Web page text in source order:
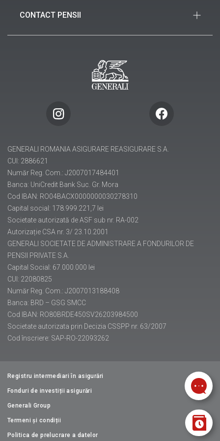
Birou de presă
sector 1, București
info.ro@generali.ro
CONTACT PENSII
(40) 021 313 51 70 (FAX)
pensii@generali.ro
GENERALI ROMANIA ASIGURARE REASIGURARE S.A.
CUI: 2886621
Număr Reg. Com.: J2007017484401
Banca: UniCredit Bank Suc. Gr. Mora
Cod IBAN: RO04BACX0000000030278310
Capital social: 178.999.221,7 lei
Societate autorizată de ASF sub nr. RA-002
Autorizație CSA nr. 3/ 23.10.2001
GENERALI SOCIETATE DE ADMINISTRARE A FONDURILOR DE
PENSII PRIVATE S.A.
Capital Social: 67.000.000 lei
CUI: 22080825
Număr Reg. Com.: J2007013188408
Banca: BRD – GSG SMCC
Cod IBAN: RO80BRDE450SV26203984500
Societate autorizata prin Decizia CSSPP nr. 63/2007
Cod înscriere: SAP-RO-22093262
Registru intermediari în asigurări
Fonduri de investiții asigurări
Generali Group
Termeni și condiții
Politica de prelucrare a datelor